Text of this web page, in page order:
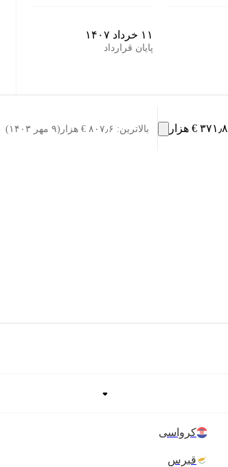
۱۱ خرداد ۱۴۰۷
پایان قرارداد
‎€ ۳۷۱٫۸ هزار بالاترین: ‎€ ۸۰۷٫۶ هزار (۹ مهر ۱۴۰۳ )
کرواسی
قبرس